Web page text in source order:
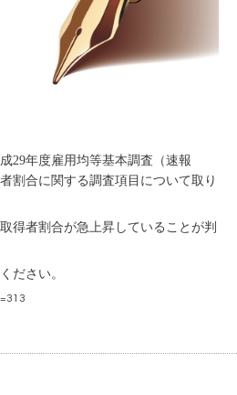
29年度雇用均等基本調査（速報
割合に関する調査項目について取り
得者割合が急上昇していることが判
ださい。